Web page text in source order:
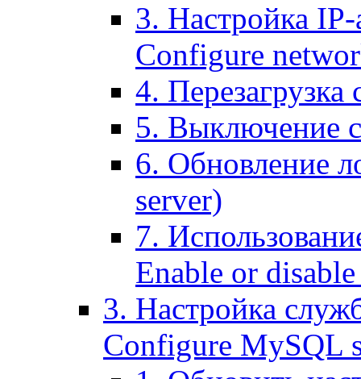
3. Настройка
Configure
4. Перезагрузка
5. Выключение
6. Обновление
server)
7.
Enable or
3. Настройка
Configure MySQL